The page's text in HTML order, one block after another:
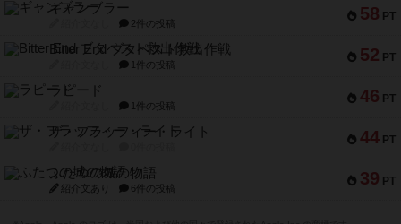
58 PT
ギャンブラー
2件の投稿
52 PT
Bitter End ブタペスト救出作戦
1件の投稿
46 PT
ラピード
1件の投稿
44 PT
ザ・フラッフィー・ライト
39 PT
ふたつの城の物語
紹介文あり 6件の投稿